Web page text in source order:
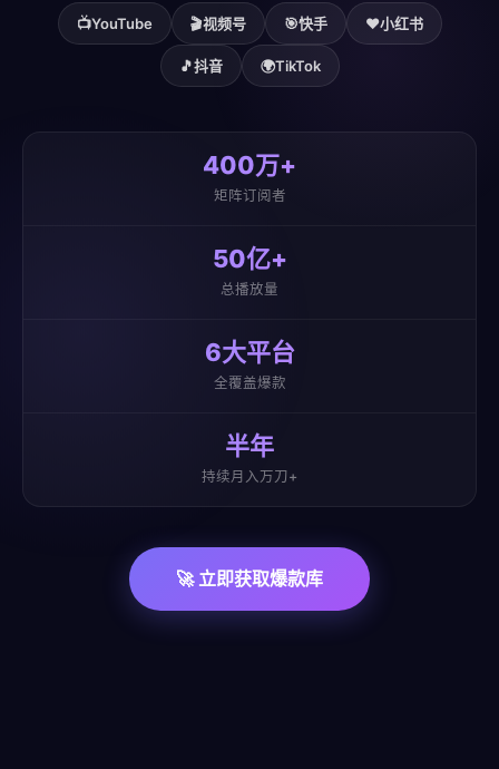
📺YouTube 🎬视频号 🎯快手 ❤️小红书
🎵抖音 🌍TikTok
400万+
矩阵订阅者
50亿+
总播放量
6大平台
全覆盖爆款
半年
持续月入万刀+
🚀 立即获取爆款库